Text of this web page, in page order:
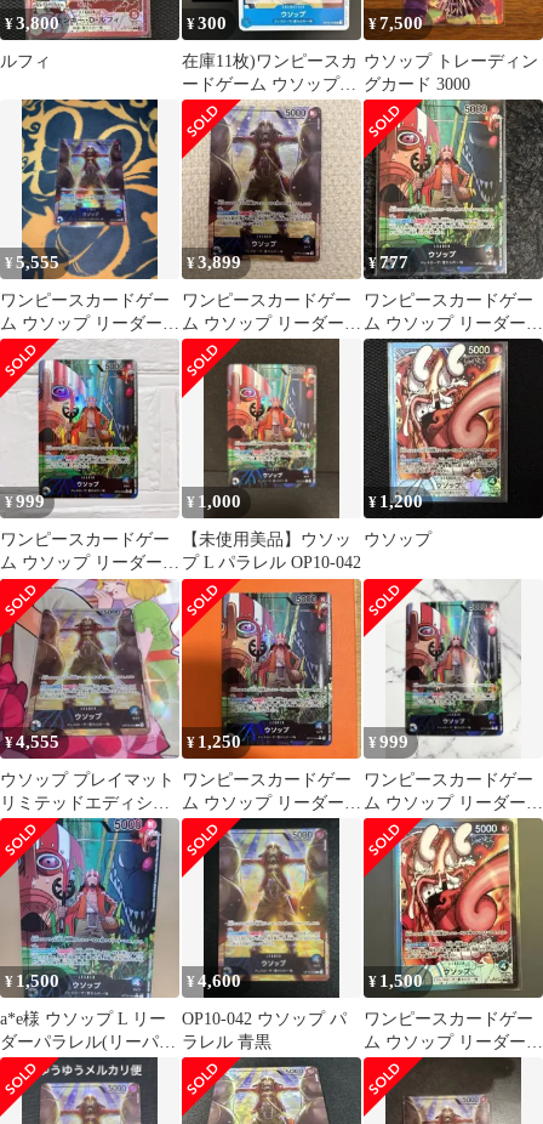
¥3,800
ルフィ
¥300
在庫11枚)ワンピースカ
ードゲーム ウソップ
OP16-043
¥7,500
ウソップ トレーディン
グカード 3000
¥5,555
ワンピースカードゲー
ム ウソップ リーダーパ
ラレル ②
¥3,899
ワンピースカードゲー
ム ウソップ リーダーパ
ラレル
¥777
ワンピースカードゲー
ム ウソップ リーダーパ
ラレル OP10-042
¥999
ワンピースカードゲー
ム ウソップ リーダーパ
ラレル OP10-042
¥ 1,000
【未使用美品】ウソッ
プ L パラレル OP10-042
¥ 1,200
ウソップ
¥4,555
ウソップ プレイマット
リミテッドエディショ
ン L OP10-042
¥ 1,250
ワンピースカードゲー
ム ウソップ リーダーパ
ラレル
¥999
ワンピースカードゲー
ム ウソップ リーダーパ
ラレル OP10-042
¥ 1,500
a*e様 ウソップ L リー
ダーパラレル(リーパ
ラ) OP10-042
¥4,600
OP10-042 ウソップ パ
ラレル 青黒
¥ 1,500
ワンピースカードゲー
ム ウソップ リーダーパ
ラレル